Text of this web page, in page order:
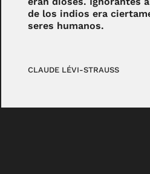
de los indios era
seres humanos.
CLAUDE LÉVI-STRAUSS